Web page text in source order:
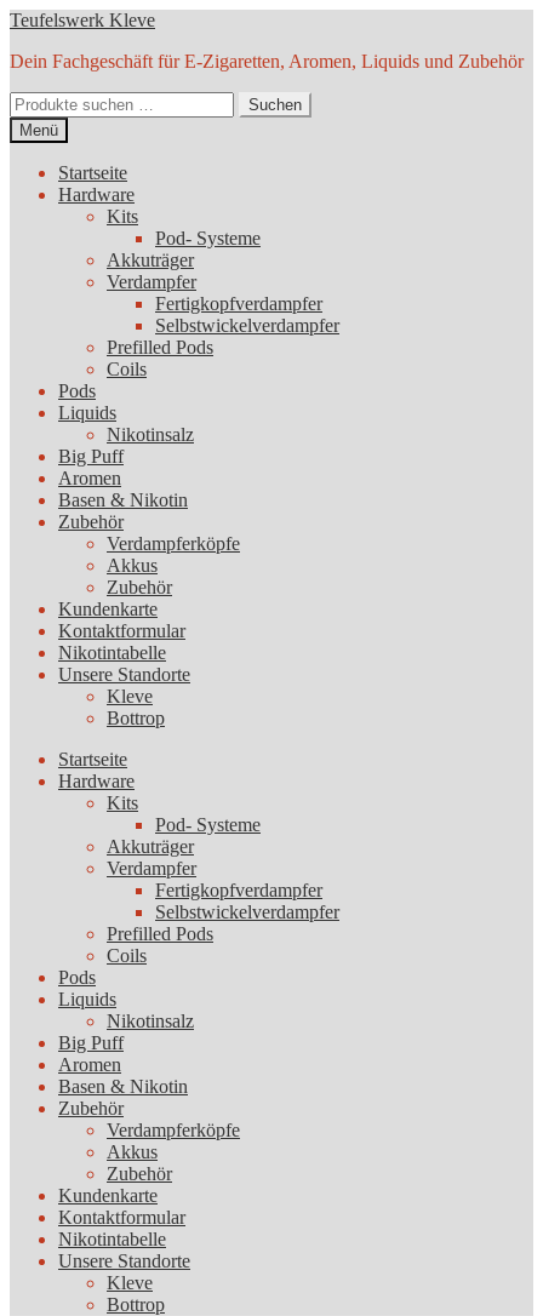
Zur
springen
Zum
springen
Teufelswerk Kleve
Dein Fachgeschäft für E-Zigaretten, Aromen, Liquids und Zubehör
Suchen
nach:
Suchen
Menü
Startseite
Hardware
Kits
Pod- Systeme
Akkuträger
Verdampfer
Fertigkopfverdampfer
Selbstwickelverdampfer
Prefilled Pods
Coils
Pods
Liquids
Nikotinsalz
Big Puff
Aromen
Basen & Nikotin
Zubehör
Verdampferköpfe
Akkus
Zubehör
Kundenkarte
Kontaktformular
Nikotintabelle
Unsere Standorte
Kleve
Bottrop
Startseite
Hardware
Kits
Pod- Systeme
Akkuträger
Verdampfer
Fertigkopfverdampfer
Selbstwickelverdampfer
Prefilled Pods
Coils
Pods
Liquids
Nikotinsalz
Big Puff
Aromen
Basen & Nikotin
Zubehör
Verdampferköpfe
Akkus
Zubehör
Kundenkarte
Kontaktformular
Nikotintabelle
Unsere Standorte
Kleve
Bottrop